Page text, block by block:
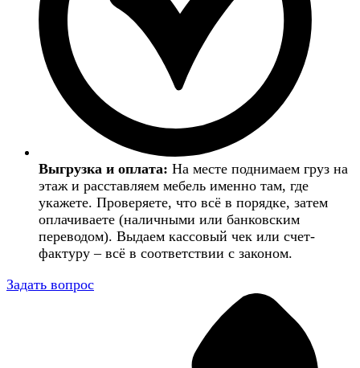
Выгрузка и оплата: На месте поднимаем груз на
этаж и расставляем мебель именно там, где
укажете. Проверяете, что всё в порядке, затем
оплачиваете (наличными или банковским
переводом). Выдаем кассовый чек или счет-
фактуру – всё в соответствии с законом.
Задать вопрос